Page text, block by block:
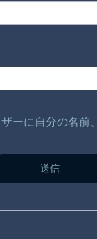
ーに自分の名